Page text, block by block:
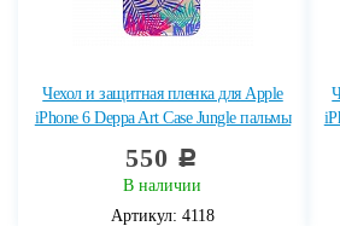
Чехол и защитная пленка для Apple
iPhone 6 Deppa Art Case Jungle пальмы
550 c
В наличии
Артикул: 4118